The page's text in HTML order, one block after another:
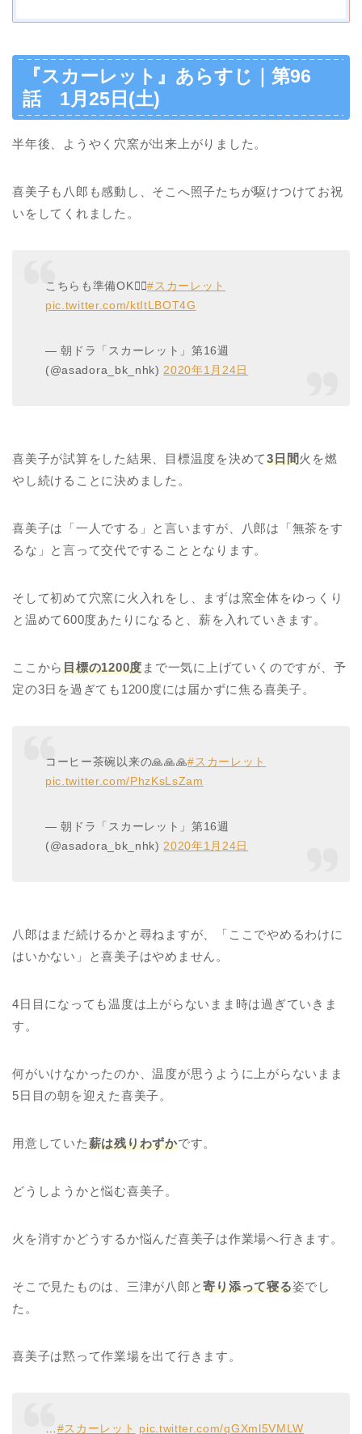
『スカーレット』あらすじ｜第96
話 1月25日(土)
半年後、ようやく穴窯が出来上がりました。
喜美子も八郎も感動し、そこへ照子たちが駆けつけてお祝
いをしてくれました。
こちらも準備OK🙆‍♀️#スカーレット
pic.twitter.com/ktItLBOT4G
— 朝ドラ「スカーレット」第16週
(@asadora_bk_nhk)2020年1月24日
喜美子が試算をした結果、目標温度を決めて3日間火を燃
やし続けることに決めました。
喜美子は「一人でする」と言いますが、八郎は「無茶をす
るな」と言って交代ですることとなります。
そして初めて穴窯に火入れをし、まずは窯全体をゆっくり
と温めて600度あたりになると、薪を入れていきます。
ここから目標の1200度まで一気に上げていくのですが、予
定の3日を過ぎても1200度には届かずに焦る喜美子。
コーヒー茶碗以来の🙏🙏🙏#スカーレット
pic.twitter.com/PhzKsLsZam
— 朝ドラ「スカーレット」第16週
(@asadora_bk_nhk)2020年1月24日
八郎はまだ続けるかと尋ねますが、「ここでやめるわけに
はいかない」と喜美子はやめません。
4日目になっても温度は上がらないまま時は過ぎていきま
す。
何がいけなかったのか、温度が思うように上がらないまま
5日目の朝を迎えた喜美子。
用意していた薪は残りわずかです。
どうしようかと悩む喜美子。
火を消すかどうするか悩んだ喜美子は作業場へ行きます。
そこで見たものは、三津が八郎と寄り添って寝る姿でし
た。
喜美子は黙って作業場を出て行きます。
… #スカーレット pic.twitter.com/qGXml5VMLW